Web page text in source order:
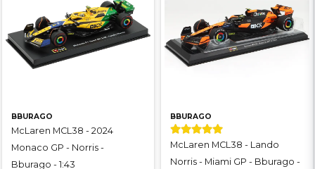
BBURAGO
McLaren MCL38 - 2024
Monaco GP - Norris -
Bburago - 1:43
BBURAGO
McLaren MCL38 - Lando
Norris - Miami GP - Bburago -